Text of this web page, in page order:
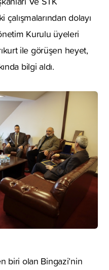
çalışmalarından dolayı
Kurulu üyeleri
ile görüşen heyet,
bilgi aldı.
biri olan Bingazi’nin